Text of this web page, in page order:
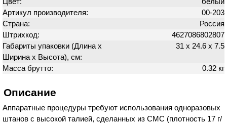
Артикул производителя:
00-203
Страна:
Россия
Штрихкод:
4627086802807
Габариты упаковки (Длина х
Ширина х Высота), см:
31 х 24.6 х 7.5
Масса брутто: 0.32 кг
Описание
Аппаратные процедуры требуют использования одноразовых
штанов с высокой талией, сделанных из СМС (плотность 17 г/